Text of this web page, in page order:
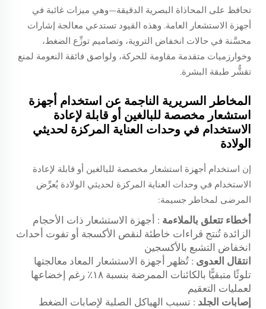
تحافظ على المحاذاة البصرية الدقيقة—وهي ميزات غائبة في
أجهزة الاستشعار العامة. وهذه القيود تستدعي معالجة إشارات
محسَّنة في حالات انخفاض التروية، وتصاميم توزِّع الضغط،
وخوارزميات متقدمة مقاومة للحركة، ولواصق فائقة النعومة لمنع
تقشُّر طبقة البشرة.
المخاطر السريرية الناجمة عن استخدام أجهزة
استشعار مخصصة للبالغين أو قابلة لإعادة
الاستخدام في وحدات العناية المركزة لحديثي
الولادة
إن استخدام أجهزة استشعار مخصصة للبالغين أو قابلة لإعادة
الاستخدام في وحدات العناية المركزة لحديثي الولادة يُعرِّض
المرضى لمخاطر جسيمة:
أخطاء تتعلق بالملاءمة : أجهزة الاستشعار ذات الأحجام
الزائدة تُنتج قراءات خاطئة لنقص الأكسجة أو تفوت أحداث
انخفاض التشبع بالأكسجين
انتقال العدوى : تُظهر أجهزة الاستشعار المعاد معالجتها
تلوثًا متبقيًّا بالكائنات الممرضة بنسبة ١٨٪ رغم إخضاعها
لعمليات التعقيم
إصابات الجلد : تسبب الهياكل الصلبة لإصابات الضغط